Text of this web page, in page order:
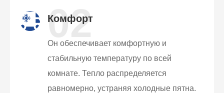
Комфорт
02
Он обеспечивает комфортную и
стабильную температуру по всей
комнате. Тепло распределяется
равномерно, устраняя холодные пятна.